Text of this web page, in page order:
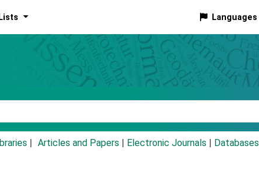
Lists Languages
Articles and Papers Electronic Journals Databases